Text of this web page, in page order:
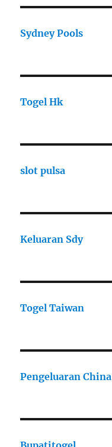
Sydney Pools
Togel Hk
slot pulsa
Keluaran Sdy
Togel Taiwan
Pengeluaran China